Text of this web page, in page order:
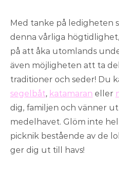
Med tanke på ledigheten
denna vårliga
på att åka utomlands
även möjligheten att ta
traditioner och seder! Du
segelbåt, katamaran eller
dig, familjen och vänner
medelhavet. Glöm inte
picknik bestående av de
ger dig ut till havs!